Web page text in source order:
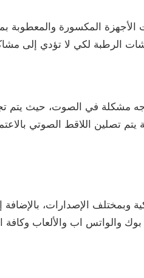
المكسورة والمعطوبة
الرطبة لكي لا تؤدي إلى
مشكلة في الصوت، حيث
يتم تصلين اللاقط الصوتي
وبمختلف الإصدارات،
والواتس اب والألعاب وكافة